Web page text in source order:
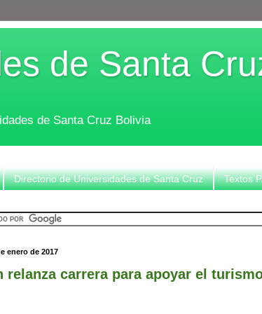
de Santa
de Santa Cruz Bolivia
Directorio de Universidades de Santa Cruz Textos
enero de 2017
relanza carrera para apoyar el